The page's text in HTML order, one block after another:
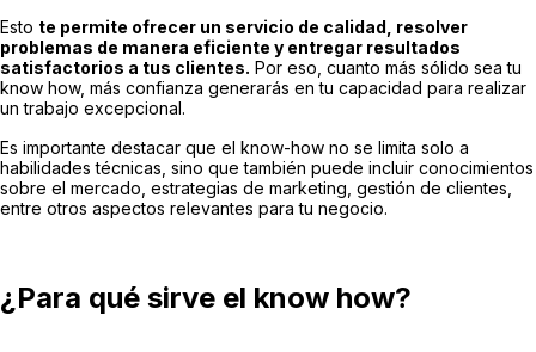
Esto te permite ofrecer un servicio de calidad, resolver
problemas de manera eficiente y entregar resultados
satisfactorios a tus clientes. Por eso, cuanto más sólido sea tu
know how, más confianza generarás en tu capacidad para realizar
un trabajo excepcional.
Es importante destacar que el know-how no se limita solo a
habilidades técnicas, sino que también puede incluir conocimientos
sobre el mercado, estrategias de marketing, gestión de clientes,
entre otros aspectos relevantes para tu negocio.
¿Para qué sirve el know how?